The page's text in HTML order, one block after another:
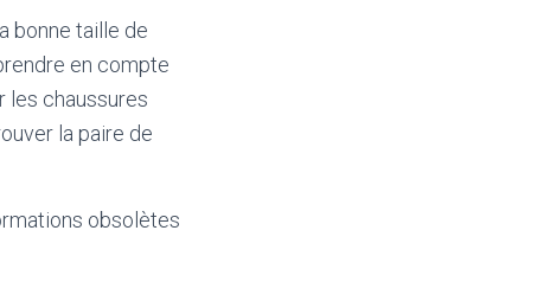
bonne taille de
en compte
les chaussures
la paire de
obsolètes